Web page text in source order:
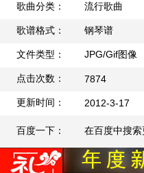
歌曲分类： 流行歌曲
歌谱格式： 钢琴谱
文件类型： JPG/Gif图像
点击次数： 7874
更新时间： 2012-3-17
百度一下： 在百度中搜